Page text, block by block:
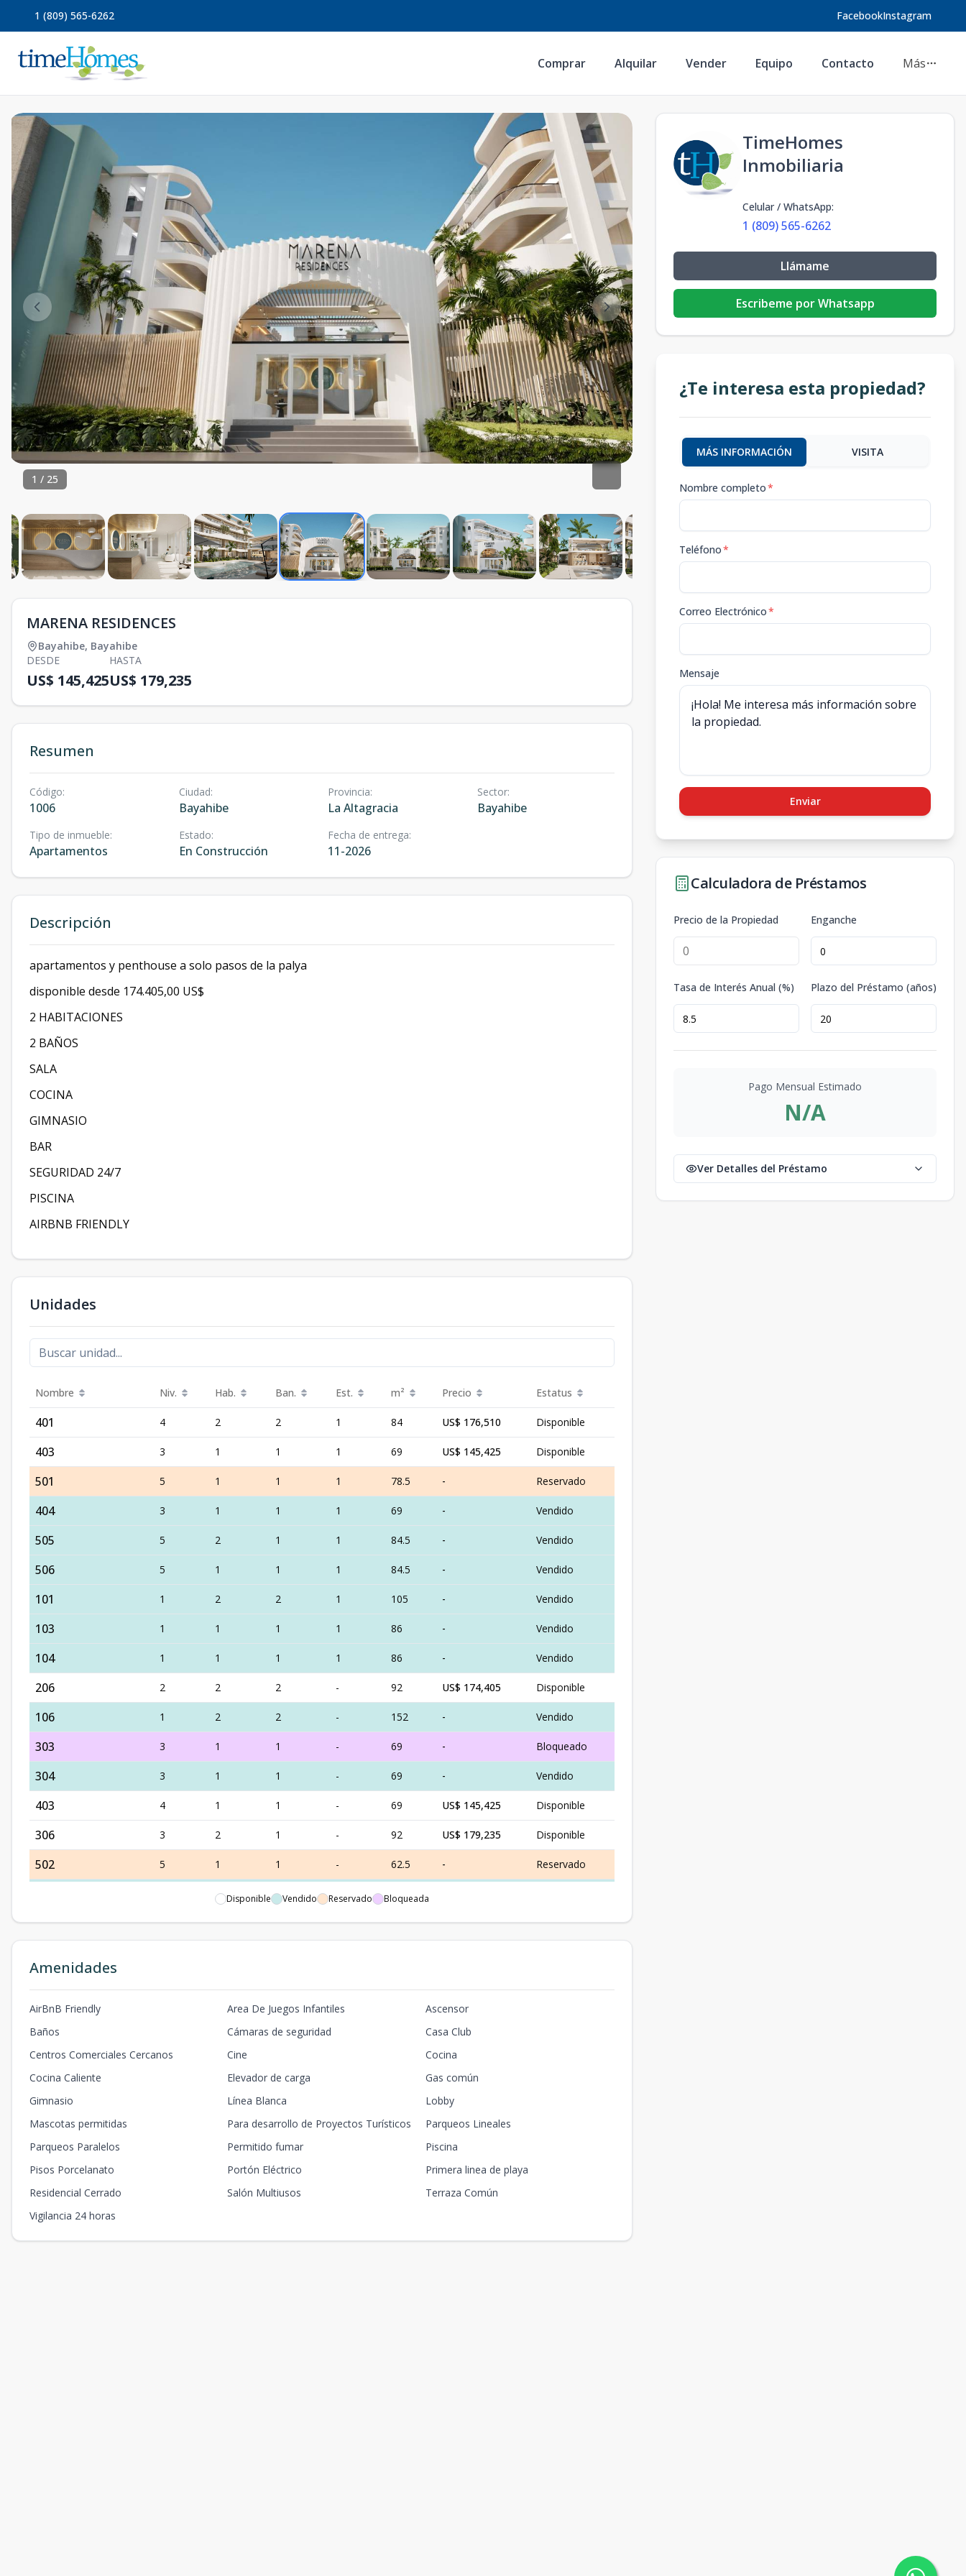
1 (809) 565-6262 FacebookInstagram
Comprar Alquilar Vender Equipo Contacto Más
1 / 25
MARENA RESIDENCES
Bayahibe, Bayahibe
DESDE
US$ 145,425
HASTA
US$ 179,235
Resumen
Código:
1006
Ciudad:
Bayahibe
Provincia:
La Altagracia
Sector:
Bayahibe
Tipo de inmueble:
Apartamentos
Estado:
En Construcción
Fecha de entrega:
11-2026
Descripción
apartamentos y penthouse a solo pasos de la palya
disponible desde 174.405,00 US$
2 HABITACIONES
2 BAÑOS
SALA
COCINA
GIMNASIO
BAR
SEGURIDAD 24/7
PISCINA
AIRBNB FRIENDLY
Unidades
Nombre Niv. Hab. Ban. Est. m² Precio Estatus
401 4 2 2 1 84 US$ 176,510 Disponible
403 3 1 1 1 69 US$ 145,425 Disponible
501 5 1 1 1 78.5 - Reservado
404 3 1 1 1 69 - Vendido
505 5 2 1 1 84.5 - Vendido
506 5 1 1 1 84.5 - Vendido
101 1 2 2 1 105 - Vendido
103 1 1 1 1 86 - Vendido
104 1 1 1 1 86 - Vendido
206 2 2 2 - 92 US$ 174,405 Disponible
106 1 2 2 - 152 - Vendido
303 3 1 1 - 69 - Bloqueado
304 3 1 1 - 69 - Vendido
403 4 1 1 - 69 US$ 145,425 Disponible
306 3 2 1 - 92 US$ 179,235 Disponible
502 5 1 1 - 62.5 - Reservado
1 1 1 62.5
206 2 2 2 1 92 US$ 174,405 Disponible
Disponible Vendido Reservado Bloqueada
Amenidades
AirBnB Friendly Area De Juegos Infantiles
Ascensor
Baños
Cámaras de seguridad
Casa Club
Centros Comerciales Cercanos
Cine
Cocina
Cocina Caliente
Elevador de carga
Gas común
Gimnasio
Línea Blanca
Lobby
Mascotas permitidas
Para desarrollo de Proyectos Turísticos
Parqueos Lineales
Parqueos Paralelos
Permitido fumar
Piscina
Pisos Porcelanato
Portón Eléctrico
Primera linea de playa
Residencial Cerrado
Salón Multiusos
Terraza Común
Vigilancia 24 horas
TimeHomes
Inmobiliaria
Celular / WhatsApp:
1 (809) 565-6262
Llámame
Escribeme por Whatsapp
¿Te interesa esta propiedad?
MÁS INFORMACIÓN VISITA
Nombre completo*
Teléfono*
Correo Electrónico*
Mensaje
Enviar
Calculadora de Préstamos
Precio de la Propiedad Enganche
Tasa de Interés Anual (%) Plazo del Préstamo (años)
Pago Mensual Estimado
N/A
Ver Detalles del Préstamo